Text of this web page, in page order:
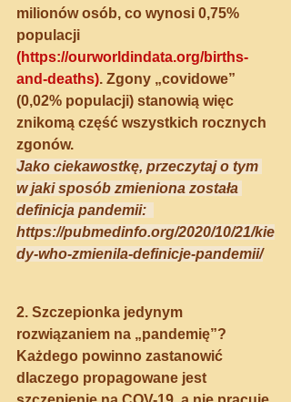
milionów osób, co wynosi 0,75%
populacji
(https://ourworldindata.org/births-
and-deaths). Zgony „covidowe”
(0,02% populacji) stanowią więc
znikomą część wszystkich rocznych
zgonów.
Jako ciekawostkę, przeczytaj o tym
w jaki sposób zmieniona została
definicja pandemii:
https://pubmedinfo.org/2020/10/21/kie
dy-who-zmienila-definicje-pandemii/
2. Szczepionka jedynym
rozwiązaniem na „pandemię”?
Każdego powinno zastanowić
dlaczego propagowane jest